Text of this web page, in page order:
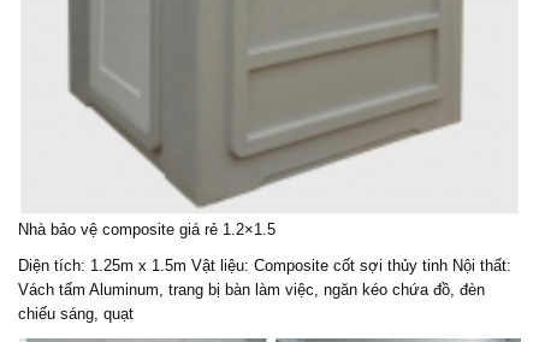
Nhà bảo vệ composite giá rẻ 1.2×1.5
Diện tích: 1.25m x 1.5m Vật liệu: Composite cốt sợi thủy tinh Nội thất:
Vách tấm Aluminum, trang bị bàn làm việc, ngăn kéo chứa đồ, đèn
chiếu sáng, quạt